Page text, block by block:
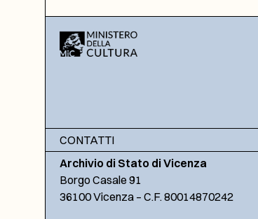
CONTATTI
Archivio di Stato di Vicenza
Borgo Casale 91
36100 Vicenza – C.F. 80014870242